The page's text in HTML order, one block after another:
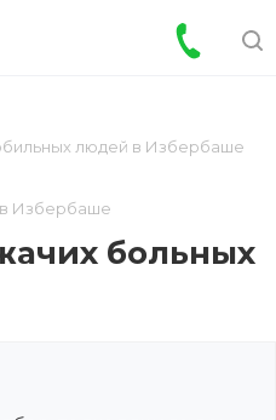
людей в Избербаше
Избербаше
больных